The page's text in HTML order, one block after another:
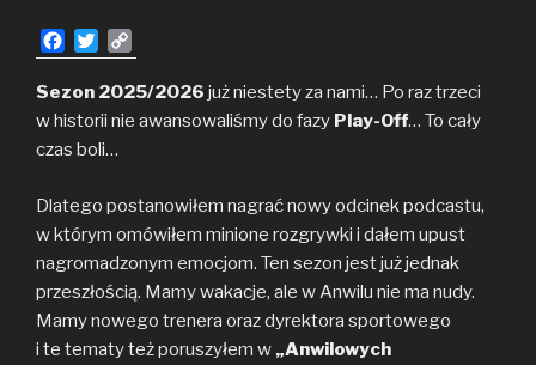
a
c
e
o
k
w
i
t
e
o
p
y
k
Sezon 2025/2026 już niestety za nami… Po raz trzeci
w historii nie awansowaliśmy do fazy Play-Off… To cały
czas boli…
Dlatego postanowiłem nagrać nowy odcinek podcastu,
w którym omówiłem minione rozgrywki i dałem upust
nagromadzonym emocjom. Ten sezon jest już jednak
przeszłością. Mamy wakacje, ale w Anwilu nie ma nudy.
Mamy nowego trenera oraz dyrektora sportowego
i te tematy też poruszyłem w „Anwilowych